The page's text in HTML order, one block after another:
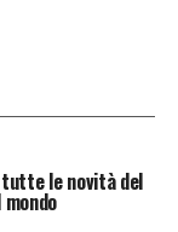
capacità di
centrale o
servizio dei
le novità del